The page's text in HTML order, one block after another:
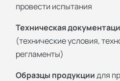
провести испытания
Техническая
(технические условия,
регламенты)
Образцы продукциидля